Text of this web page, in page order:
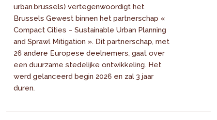
urban.brussels) vertegenwoordigt het
Brussels Gewest binnen het partnerschap «
Compact Cities – Sustainable Urban Planning
and Sprawl Mitigation ». Dit partnerschap, met
26 andere Europese deelnemers, gaat over
een duurzame stedelijke ontwikkeling. Het
werd gelanceerd begin 2026 en zal 3 jaar
duren.